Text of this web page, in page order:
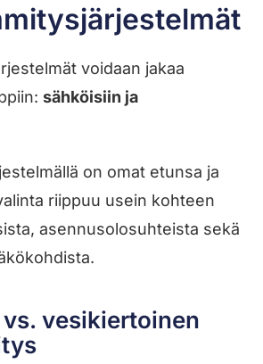
voidaan jakaa
sähköisiin ja
on omat etunsa ja
riippuu usein kohteen
asennusolosuhteista sekä
vesikiertoinen